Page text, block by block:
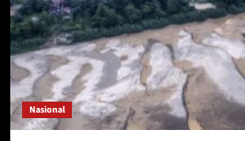
Nasional